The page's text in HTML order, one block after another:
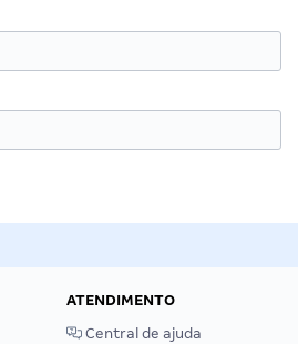
ATENDIMENTO
Central de ajuda